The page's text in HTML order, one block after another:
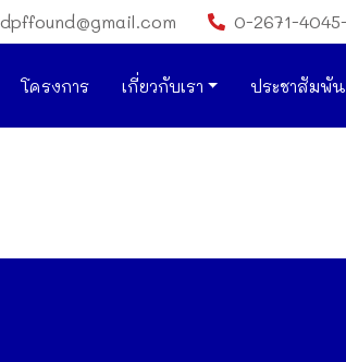
dpffound@gmail.com 0-2671-
โครงการ เกี่ยวกับเรา ประชาสัมพั